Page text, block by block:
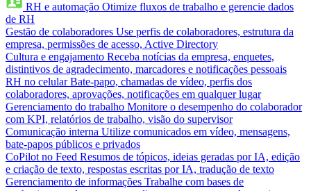
RH e automação Otimize fluxos de trabalho e gerencie dados
de RH
Gestão de colaboradores Use perfis de colaboradores, estrutura da
empresa, permissões de acesso, Active Directory
Cultura e engajamento Receba notícias da empresa, enquetes,
distintivos de agradecimento, marcadores e notificações pessoais
RH no celular Bate-papo, chamadas de vídeo, perfis dos
colaboradores, aprovações, notificações em qualquer lugar
Gerenciamento do trabalho Monitore o desempenho do colaborador
com KPI, relatórios de trabalho, visão do supervisor
Comunicação interna Utilize comunicados em vídeo, mensagens,
bate-papos públicos e privados
CoPilot no Feed Resumos de tópicos, ideias geradas por IA, edição
e criação de texto, respostas escritas por IA, tradução de texto
Gerenciamento de informações Trabalhe com bases de